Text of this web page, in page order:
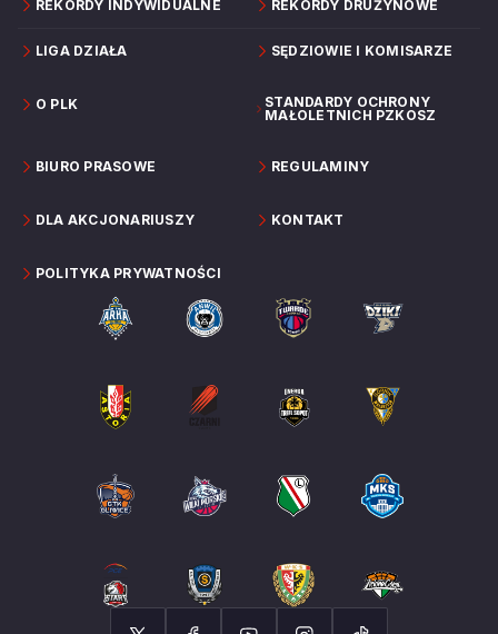
REKORDY INDYWIDUALNE REKORDY DRUŻYNOWE
LIGA DZIAŁA SĘDZIOWIE I KOMISARZE
O PLK
STANDARDY OCHRONY
MAŁOLETNICH PZKOSZ
BIURO PRASOWE REGULAMINY
DLA AKCJONARIUSZY KONTAKT
POLITYKA PRYWATNOŚCI